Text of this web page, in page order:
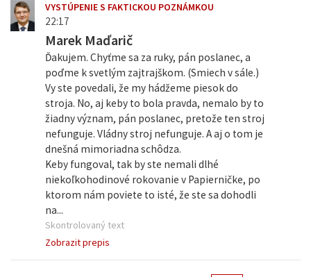
VYSTÚPENIE S FAKTICKOU POZNÁMKOU
22:17
Marek Maďarič
Ďakujem. Chyťme sa za ruky, pán poslanec, a
poďme k svetlým zajtrajškom. (Smiech v sále.)
Vy ste povedali, že my hádžeme piesok do
stroja. No, aj keby to bola pravda, nemalo by to
žiadny význam, pán poslanec, pretože ten stroj
nefunguje. Vládny stroj nefunguje. A aj o tom je
dnešná mimoriadna schôdza.
Keby fungoval, tak by ste nemali dlhé
niekoľkohodinové rokovanie v Papierničke, po
ktorom nám poviete to isté, že ste sa dohodli
na...
Skontrolovaný text
Zobrazit prepis